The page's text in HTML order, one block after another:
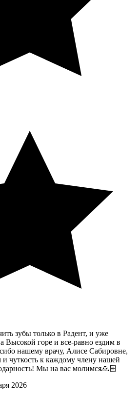
зубы только в Радент, и уже
Высокой горе и все-равно ездим в
нашему врачу, Алисе Сабировне,
и чуткость к каждому члену нашей
Мы на вас молимся🙏🏻
2026